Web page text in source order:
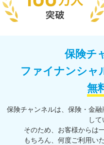
保険チ
ファイナンシャ
無
保険チャンネルは、保険・⾦
して
そのため、お客様からは
もちろん、何度ご利⽤い